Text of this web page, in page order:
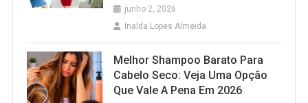
junho 2, 2026
Inalda Lopes Almeida
Melhor Shampoo Barato Para
Cabelo Seco: Veja Uma Opção
Que Vale A Pena Em 2026